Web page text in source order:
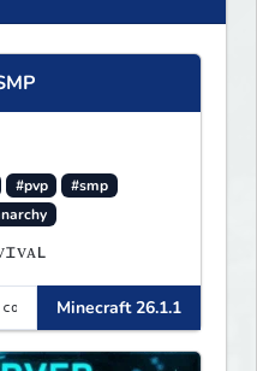
#pvp
#smp
Minecraft 26.1.1